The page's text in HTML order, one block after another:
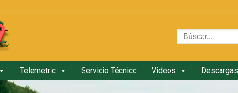
Telemetric Servicio Técnico Videos Descargas